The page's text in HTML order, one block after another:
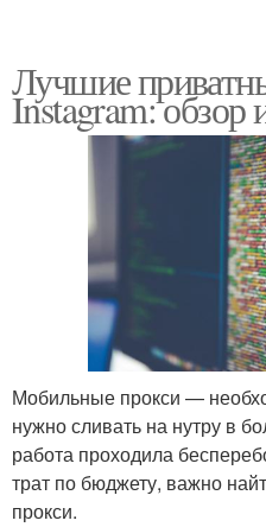
Лучшие
Instagram: обзор
Мобильные прокси —
нужно сливать на нутру в
работа проходила
трат по бюджету, важно
прокси.